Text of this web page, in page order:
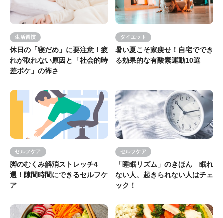
生活習慣
休日の「寝だめ」に要注意！疲
れが取れない原因と「社会的時
差ボケ」の怖さ
ダイエット
暑い夏こそ家痩せ！自宅ででき
る効果的な有酸素運動10選
セルフケア
脚のむくみ解消ストレッチ4
選！隙間時間にできるセルフケ
ア
セルフケア
「睡眠リズム」のきほん 眠れ
ない人、起きられない人はチェ
ック！